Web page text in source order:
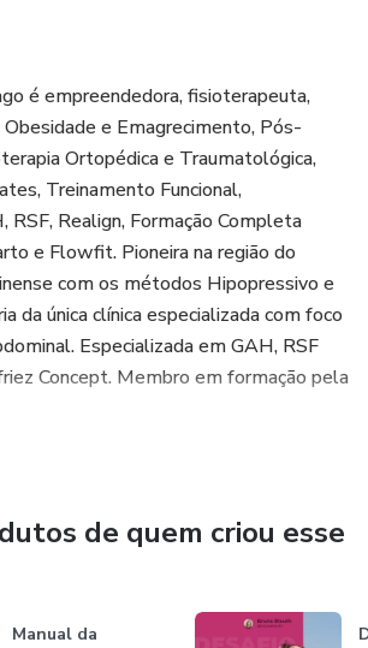
é empreendedora, fisioterapeuta,
e Emagrecimento, Pós-
Ortopédica e Traumatológica,
Treinamento Funcional,
RSF, Realign, Formação Completa
e Flowfit. Pioneira na região do
com os métodos Hipopressivo e
da única clínica especializada com foco
Especializada em GAH, RSF
Concept. Membro em formação pela
de quem criou esse
Manual da